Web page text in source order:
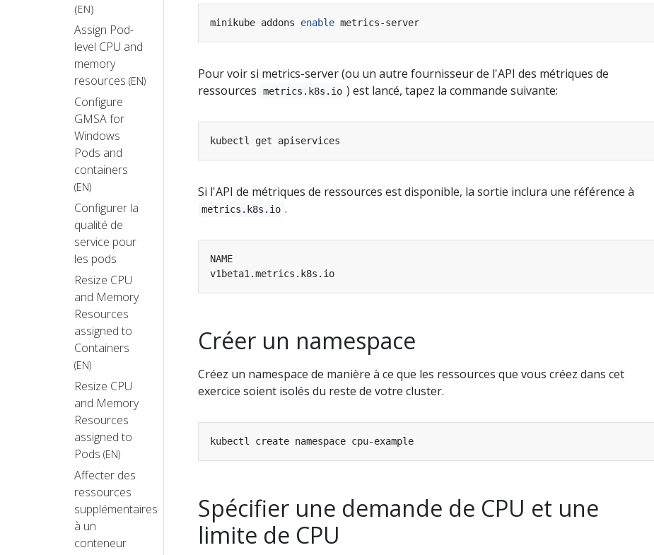
(EN)
Assign Pod-
level CPU and
memory
resources (EN)
Configure
GMSA for
Windows
Pods and
containers
(EN)
Configurer la
qualité de
service pour
les pods
Resize CPU
and Memory
Resources
assigned to
Containers
(EN)
Resize CPU
and Memory
Resources
assigned to
Pods (EN)
Affecter des
ressources
supplémentaires
à un
conteneur
minikube addons enable
Pour voir si metrics-server (ou un autre fournisseur de l'API des métriques de
ressources
metrics.k8s.io ) est lancé, tapez la commande suivante:
Si l'API de métriques de ressources est disponible, la sortie inclura une référence à
metrics.k8s.io .
Créer un namespace
Créez un namespace de manière à ce que les ressources que vous créez dans cet
exercice soient isolés du reste de votre cluster.
Spécifier une demande de CPU et une
limite de CPU